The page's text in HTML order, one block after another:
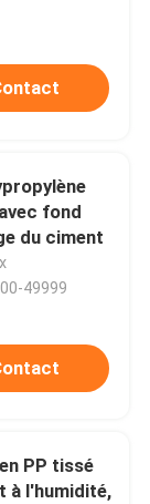
fond
du ciment
49999
PP tissé
à l'humidité,